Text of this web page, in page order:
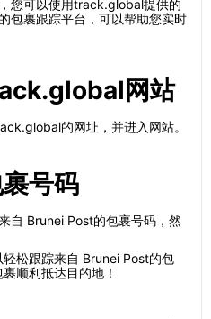
您可以使用track.global提供的
包裹跟踪平台，可以帮助您实时
网站
的网址，并进入网站。
号码
自 Brunei Post的包裹号码，然
松跟踪来自 Brunei Post的包
顺利抵达目的地！